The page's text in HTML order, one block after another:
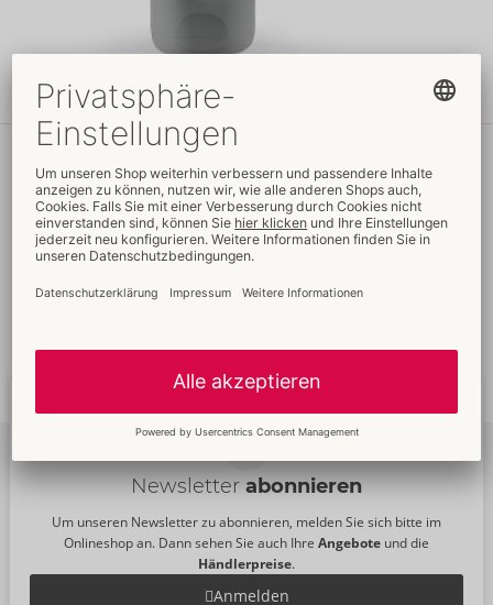
Ihre Vorteilebeim ORION Wholesale
FairePreise Gratis-Werbemittel
Verkaufsfördernde
Verpackungen
Umfassender
Newsletterabonnieren
Um unseren Newsletter zu abonnieren, melden Sie sich bitte im
Onlineshop an. Dann sehen Sie auch Ihre Angebote und die
Händlerpreise.
Anmelden